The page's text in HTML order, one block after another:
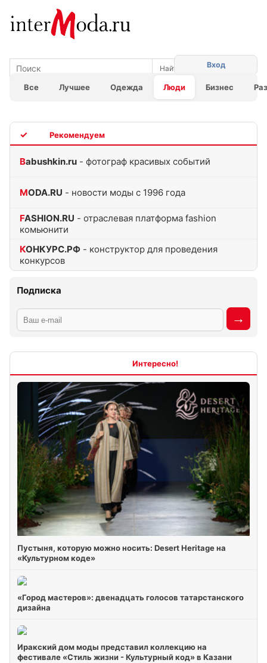
Все Лучшее Одежда Люди Бизнес
Вход
Babushkin.ru - фотограф красивых событий
MODA.RU - новости моды с 1996 года
FASHION.RU - отраслевая платформа fashion
комьюнити
КОНКУРС.РФ - конструктор для проведения
конкурсов
Подписка
Пустыня, которую можно носить: Desert Heritage на
«Культурном коде»
«Город мастеров»: двенадцать голосов татарстанского
дизайна
Иракский дом моды представил коллекцию на
фестивале «Стиль жизни - Культурный код» в Казани